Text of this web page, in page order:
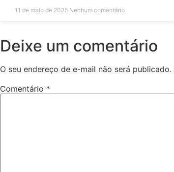
11 de maio de 2025 Nenhum comentário
Deixe um comentário
O seu endereço de e-mail não será publicado.
Comentário *